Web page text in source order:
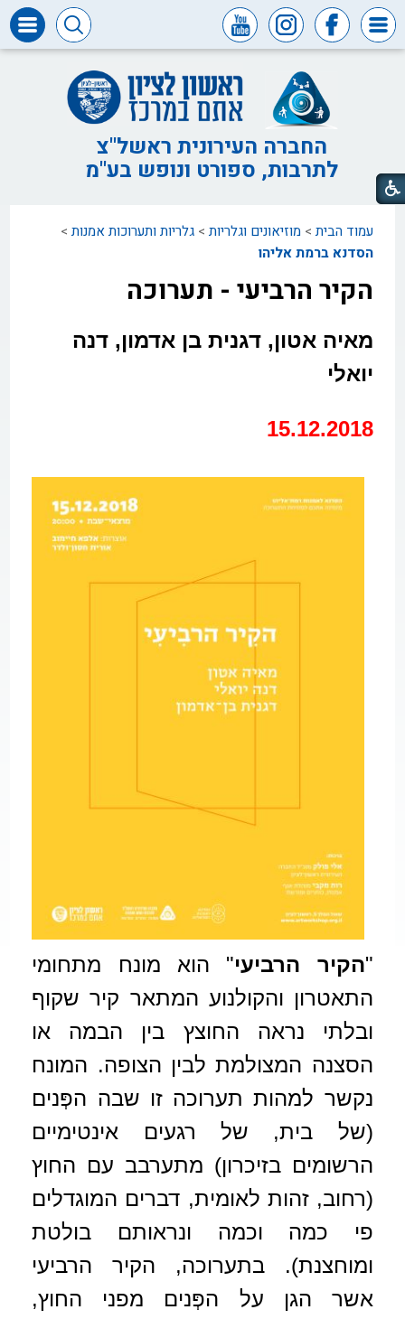
ומכרזים
חופש
המידע
דבר
ראש
דבר
המנכ"ל
דירקטוריון
החברה
צור
קשר
החברה העירונית ראשל"צ
לתרבות, ספורט ונופש בע"מ
עמוד הבית >מוזיאונים וגלריות >גלריות ותערוכות אמנות >
הסדנא ברמת אליהו
הקיר הרביעי - תערוכה
מאיה אטון, דגנית בן אדמון, דנה
יואלי
15.12.2018
"הקיר הרביעי" הוא מונח מתחומי
התאטרון והקולנוע המתאר קיר שקוף
ובלתי נראה החוצץ בין הבמה או
הסצנה המצולמת לבין הצופה. המונח
נקשר למהות תערוכה זו שבה הפְּנים
(של בית, של רגעים אינטימיים
הרשומים בזיכרון) מתערבב עם החוץ
(רחוב, זהות לאומית, דברים המוגדלים
פי כמה וכמה ונראותם בולטת
ומוחצנת). בתערוכה, הקיר הרביעי
אשר הגן על הפְּנים מפני החוץ,